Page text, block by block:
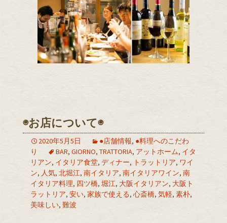
◉お店について◉
2020年5月5日 ●店舗情報, ●料理へのこだわ
り
BAR, GIORNO, TRATTORIA, アットホーム, イタ
リアン, イタリア食堂, ディナー, トラットリア, ワイ
ン, 人気, 北堀江, 南イタリア, 南イタリアワイン, 南
イタリア料理, 四ツ橋, 堀江, 大阪イタリアン, 大阪ト
ラットリア, 安い, 家族で使える, 心斎橋, 気軽, 素朴,
美味しい, 難波